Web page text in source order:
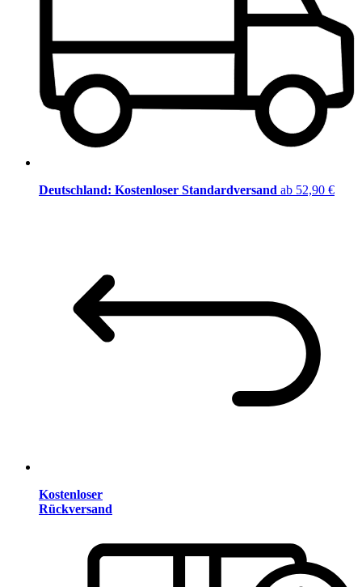
Deutschland: Kostenloser Standardversand ab 52,90 €
Kostenloser
Rückversand